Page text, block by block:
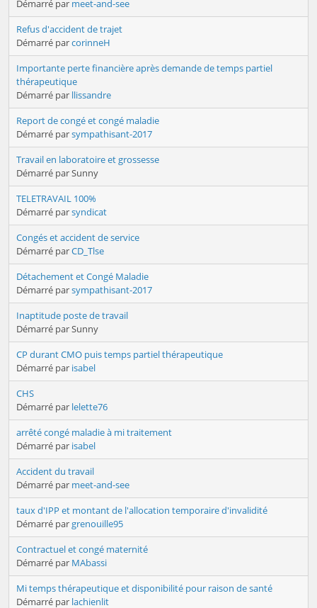
Démarré par meet-and-see
Refus d'accident de trajet
Démarré parcorinneH
Importante perte financière après demande de temps partiel
thérapeutique
Démarré par llissandre
Report de congé et congé maladie
Démarré parsympathisant-2017
Travail en laboratoire et grossesse
Démarré par Sunny
TELETRAVAIL 100%
Démarré parsyndicat
Congés et accident de service
Démarré parCD_Tlse
Détachement et Congé Maladie
Démarré parsympathisant-2017
Inaptitude poste de travail
Démarré par Sunny
CP durant CMO puis temps partiel thérapeutique
Démarré par isabel
CHS
Démarré par lelette76
arrêté congé maladie à mi traitement
Démarré par isabel
Accident du travail
Démarré par meet-and-see
taux d'IPP et montant de l'allocation temporaire d'invalidité
Démarré pargrenouille95
Contractuel et congé maternité
Démarré par MAbassi
Mi temps thérapeutique et disponibilité pour raison de santé
Démarré par lachienlit